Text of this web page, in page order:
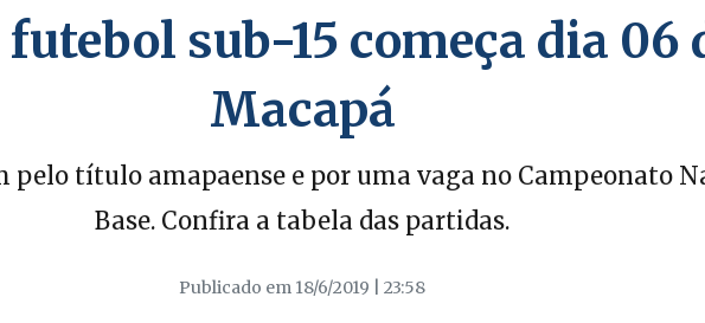
sub-15 começa dia 06
Macapá
pelo título amapaense e por uma vaga no Campeonato
Base. Confira a tabela das partidas.
Publicado em 18/6/2019 | 23:58